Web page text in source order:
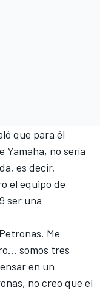
que para él
Yamaha, no sería
es decir,
el equipo de
ser una
Me
somos tres
en un
no creo que el